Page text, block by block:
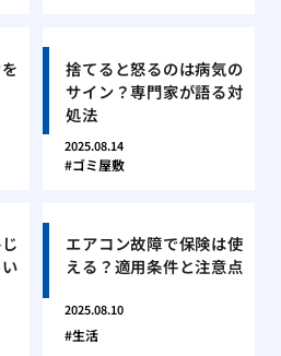
捨てると怒るのは病気の
サイン？専門家が語る対
処法
2025.08.14
ゴミ屋敷
エアコン故障で保険は使
える？適用条件と注意点
2025.08.10
生活